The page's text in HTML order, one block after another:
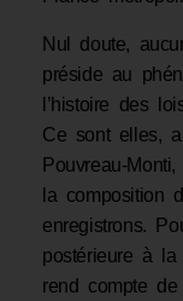
Nul doute,
préside au
l’histoire des
Ce sont elles,
Pouvreau-
la composition
enregistrons.
postérieure à la
rend compte